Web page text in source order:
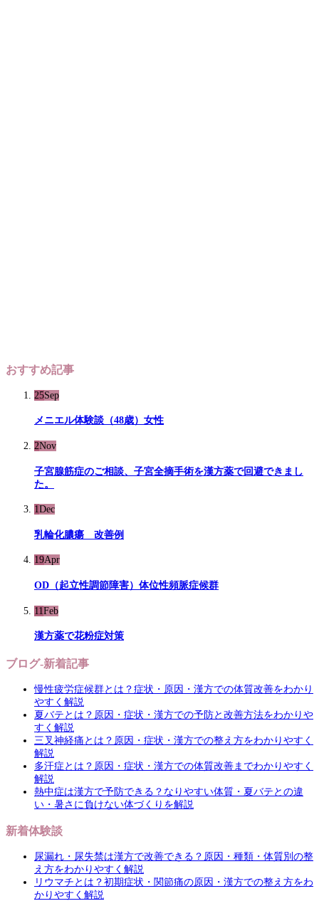
おすすめ記事
25Sep
メニエル体験談（48歳）女性
2Nov
子宮腺筋症のご相談、子宮全摘手術を漢方薬で回避できまし
た。
1Dec
乳輪化膿瘍 改善例
19Apr
OD（起立性調節障害）体位性頻脈症候群
11Feb
漢方薬で花粉症対策
ブログ-新着記事
慢性疲労症候群とは？症状・原因・漢方での体質改善をわかり
やすく解説
夏バテとは？原因・症状・漢方での予防と改善方法をわかりや
すく解説
三叉神経痛とは？原因・症状・漢方での整え方をわかりやすく
解説
多汗症とは？原因・症状・漢方での体質改善までわかりやすく
解説
熱中症は漢方で予防できる？なりやすい体質・夏バテとの違
い・暑さに負けない体づくりを解説
新着体験談
尿漏れ・尿失禁は漢方で改善できる？原因・種類・体質別の整
え方をわかりやすく解説
リウマチとは？初期症状・関節痛の原因・漢方での整え方をわ
かりやすく解説